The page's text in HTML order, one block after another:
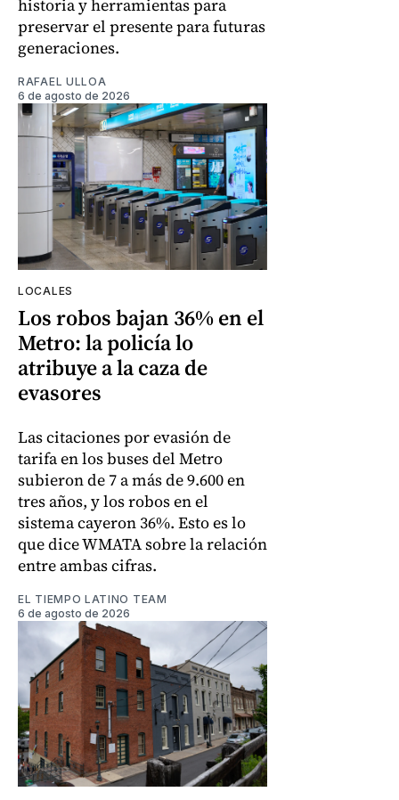
historia y herramientas para
preservar el presente para futuras
generaciones.
RAFAEL ULLOA
6 de agosto de 2026
LOCALES
Los robos bajan 36% en el
Metro: la policía lo
atribuye a la caza de
evasores
Las citaciones por evasión de
tarifa en los buses del Metro
subieron de 7 a más de 9.600 en
tres años, y los robos en el
sistema cayeron 36%. Esto es lo
que dice WMATA sobre la relación
entre ambas cifras.
EL TIEMPO LATINO TEAM
6 de agosto de 2026